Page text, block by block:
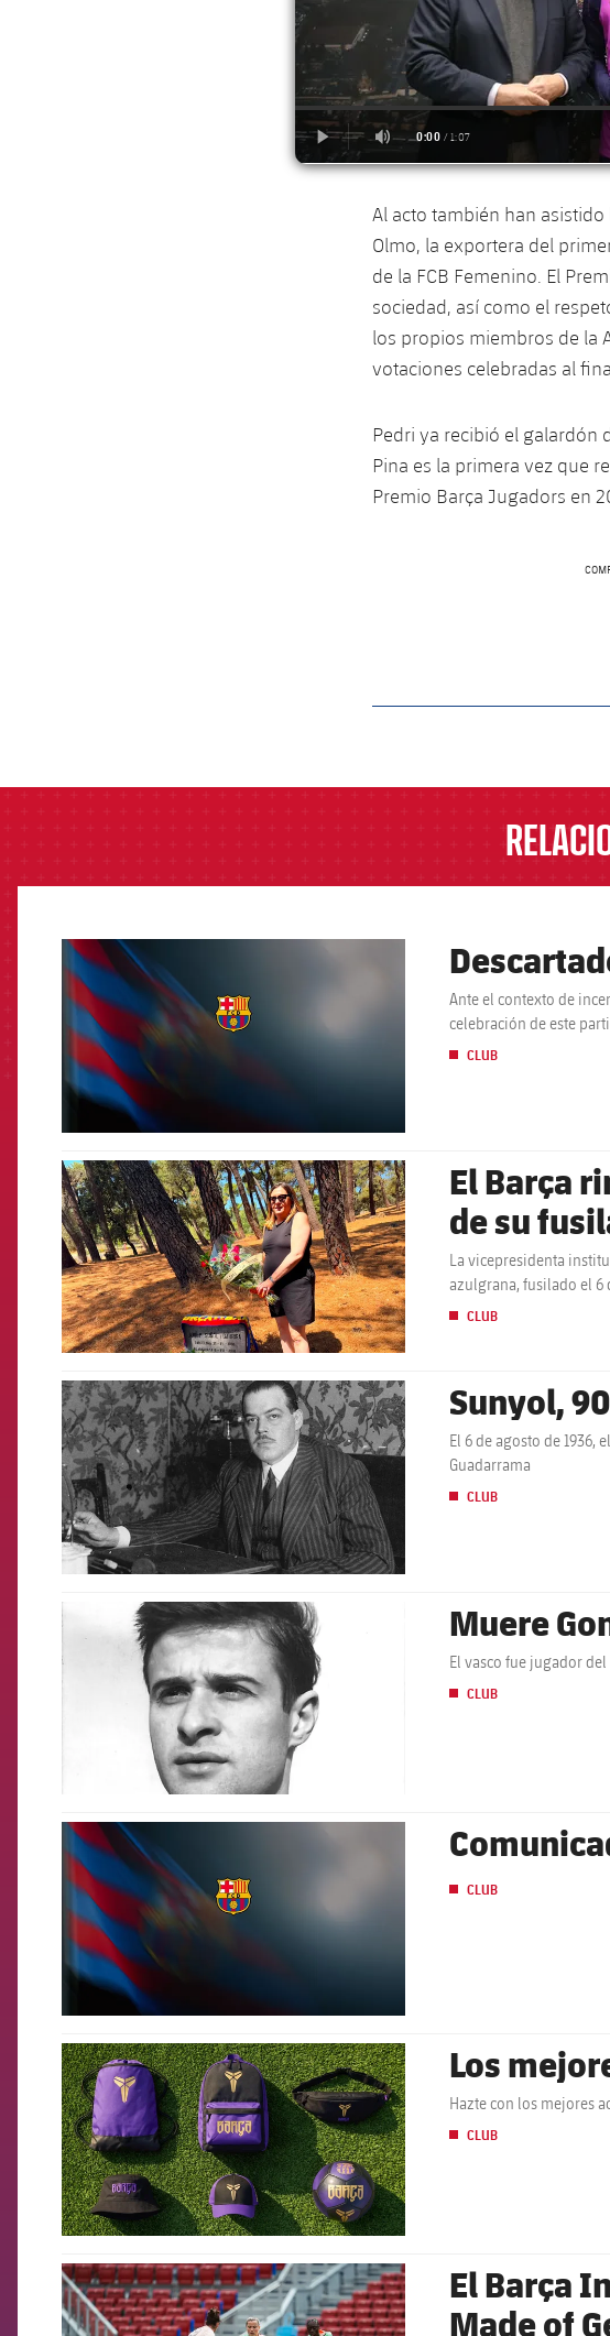
Al acto también han
Olmo, la exportera del
de la FCB Femenino. El
sociedad, así como el
los propios miembros de la
votaciones celebradas al
Pedri ya recibió el galardón
Pina es la primera vez que
Premio Barça Jugadors en
FCB Barcelona badge
Ante el contexto de
celebración de este
CLUB
FCB Barcelona badge
El Barça
de su
La vicepresidenta
azulgrana, fusilado el 6
CLUB
FCB Barcelona badge Sunyol,
El 6 de agosto de
Guadarrama
CLUB
FCB Barcelona badge Muere
El vasco fue jugador del
CLUB
FCB Barcelona badge
CLUB
FCB Barcelona badge Los
Hazte con los mejores
CLUB
FCB Barcelona badge
El Barça
Made of